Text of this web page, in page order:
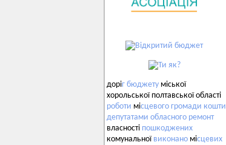
доріг бюджету міської
хорольської полтавської області
роботи місцевого громади кошти
депутатами обласного ремонт
власності пошкоджених
комунальної виконано місцевих